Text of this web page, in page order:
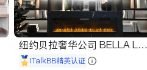
纽约贝拉奢华公司 BELLA LUX
E iTalkBB精英认证